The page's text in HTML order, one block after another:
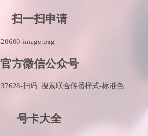
扫一扫申请
官方微信公众号
号卡大全